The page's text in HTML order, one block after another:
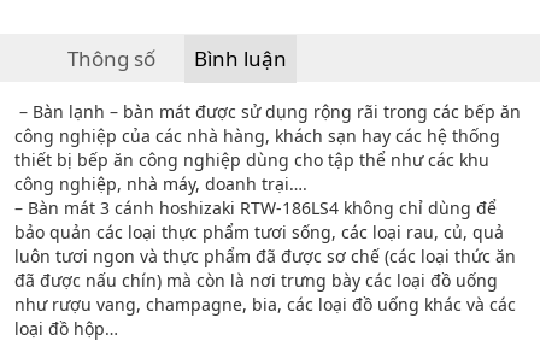
Thông số Bình luận
– Bàn lạnh – bàn mát được sử dụng rộng rãi trong các bếp ăn
công nghiệp của các nhà hàng, khách sạn hay các hệ thống
thiết bị bếp ăn công nghiệp dùng cho tập thể như các khu
công nghiệp, nhà máy, doanh trại….
– Bàn mát 3 cánh hoshizaki RTW-186LS4 không chỉ dùng để
bảo quản các loại thực phẩm tươi sống, các loại rau, củ, quả
luôn tươi ngon và thực phẩm đã được sơ chế (các loại thức ăn
đã được nấu chín) mà còn là nơi trưng bày các loại đồ uống
như rượu vang, champagne, bia, các loại đồ uống khác và các
loại đồ hộp…